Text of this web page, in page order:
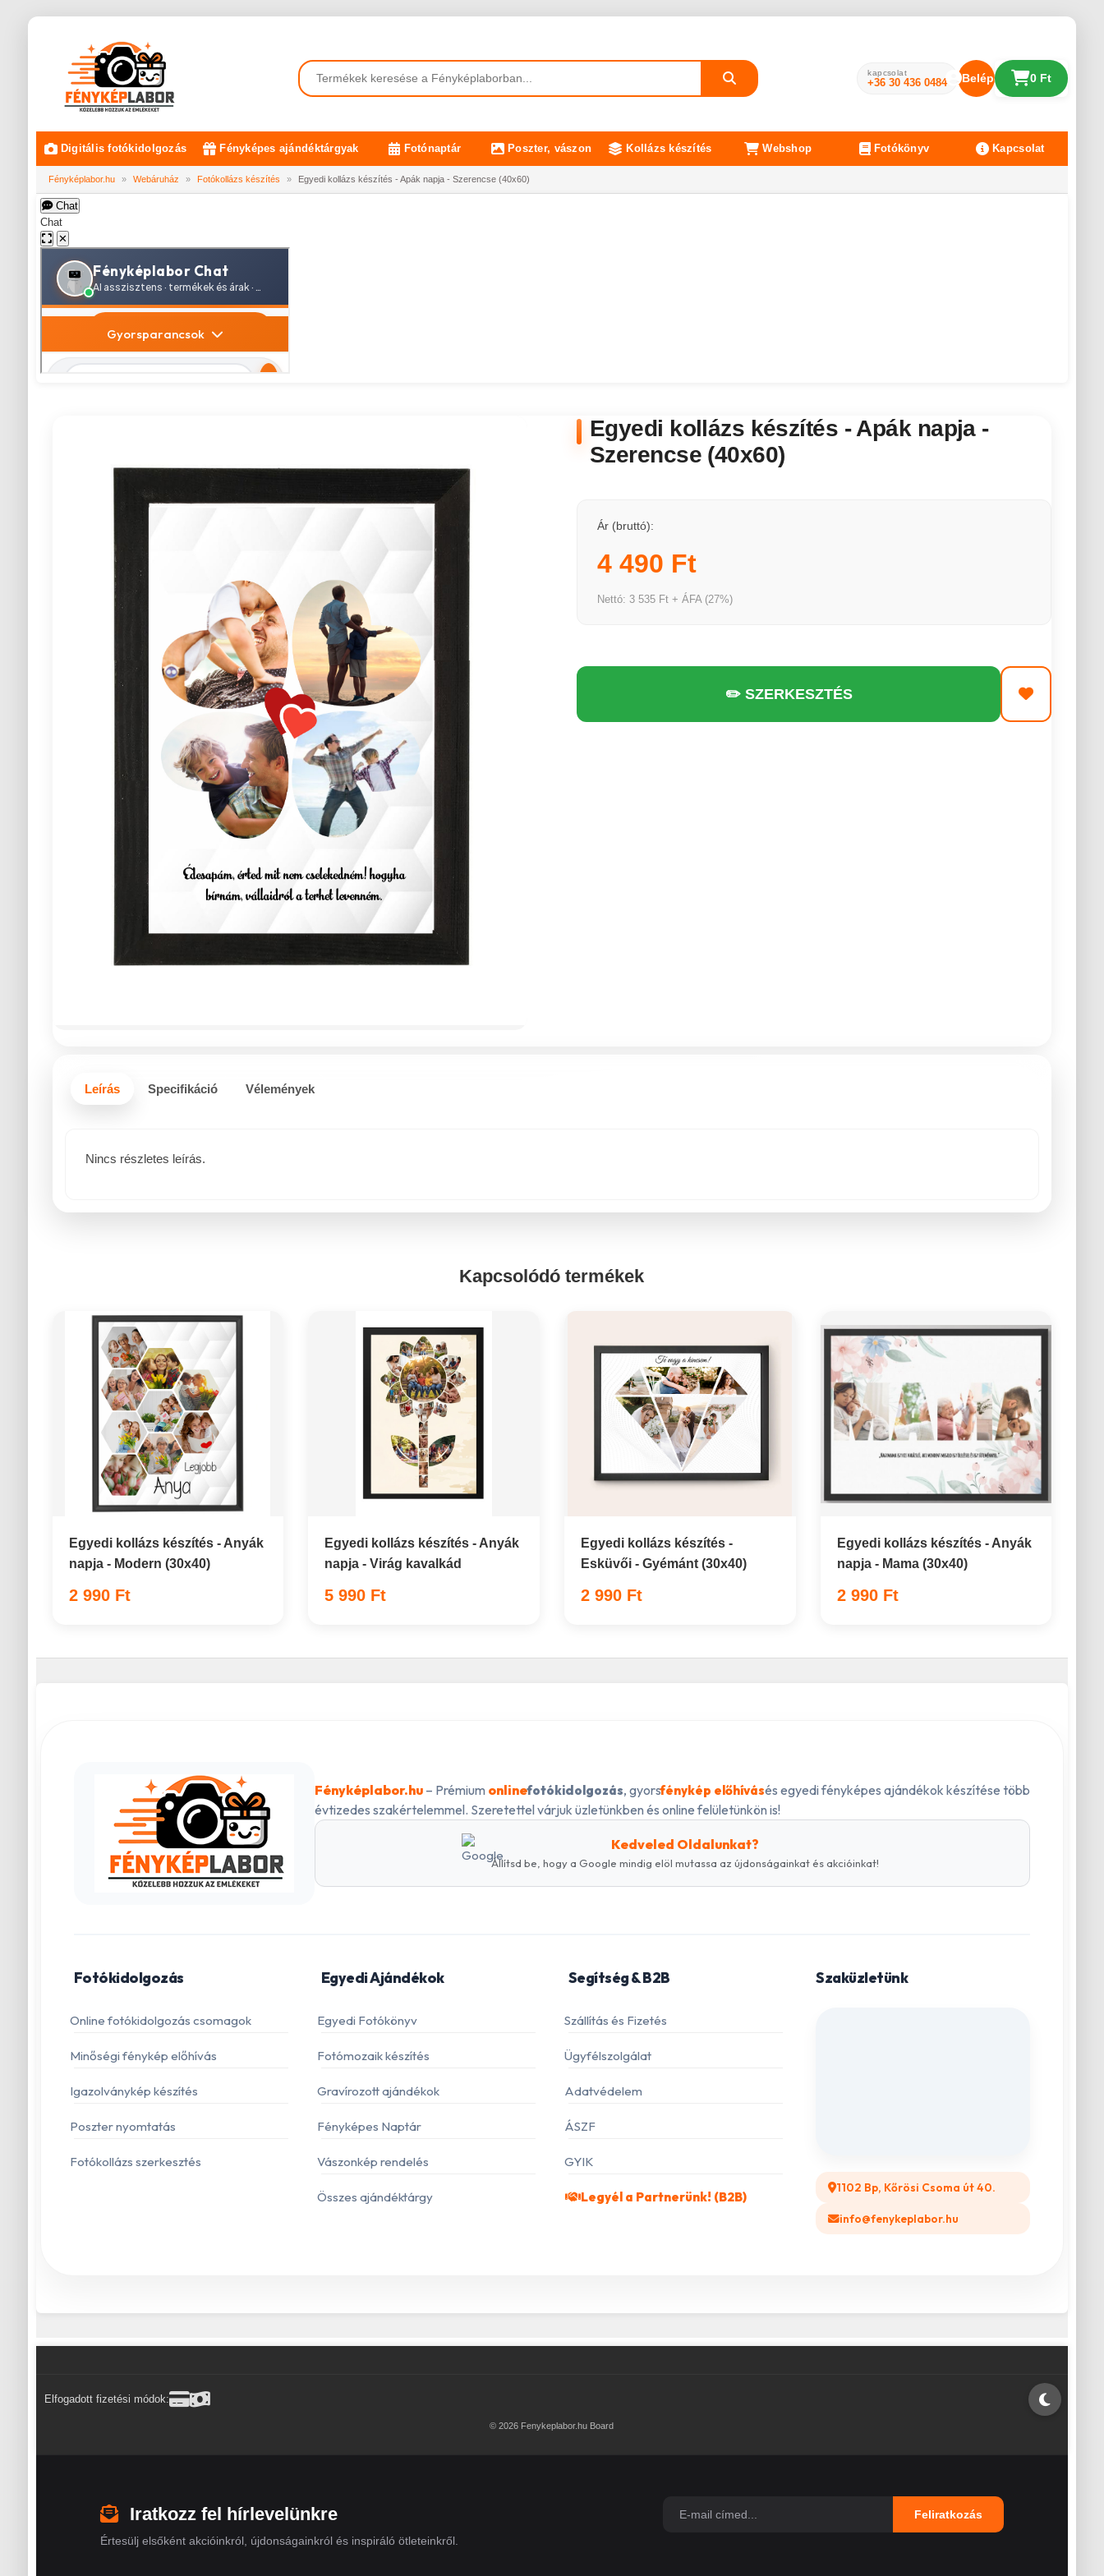
kapcsolat
+36 30 436 0484 Belépés 0 Ft
Digitális fotókidolgozás Fényképes ajándéktárgyak Fotónaptár Poszter, vászon Kollázs készítés Webshop Fotókönyv Kapcsolat
Fényképlabor.hu » Webáruház » Fotókollázs készítés » Egyedi kollázs készítés - Apák napja - Szerencse (40x60)
Chat
Chat
✕
Egyedi kollázs készítés - Apák napja -
Szerencse (40x60)
Ár (bruttó):
4 490 Ft
Nettó: 3 535 Ft + ÁFA (27%)
✏️ SZERKESZTÉS
Leírás Specifikáció Vélemények
Nincs részletes leírás.
Kapcsolódó termékek
Egyedi kollázs készítés - Anyák
napja - Modern (30x40)
2 990 Ft
Egyedi kollázs készítés - Anyák
napja - Virág kavalkád
5 990 Ft
Egyedi kollázs készítés -
Esküvői - Gyémánt (30x40)
2 990 Ft
Egyedi kollázs készítés - Anyák
napja - Mama (30x40)
2 990 Ft
Fényképlabor.hu– Prémium onlinefotókidolgozás, gyorsfénykép előhívásés egyedi fényképes ajándékok készítése több
évtizedes szakértelemmel. Szeretettel várjuk üzletünkben és online felületünkön is!
Kedveled Oldalunkat?
Állítsd be, hogy a Google mindig elöl mutassa az újdonságainkat és akcióinkat!
Fotókidolgozás
Online fotókidolgozás csomagok
Minőségi fénykép előhívás
Igazolványkép készítés
Poszter nyomtatás
Fotókollázs szerkesztés
Egyedi Ajándékok
Egyedi Fotókönyv
Fotómozaik készítés
Gravírozott ajándékok
Fényképes Naptár
Vászonkép rendelés
Összes ajándéktárgy
Segítség & B2B
Szállítás és Fizetés
Ügyfélszolgálat
Adatvédelem
ÁSZF
GYIK
Legyél a Partnerünk! (B2B)
Szaküzletünk
1102 Bp, Kőrösi Csoma út 40.
info@fenykeplabor.hu
Elfogadott fizetési módok:
© 2026 Fenykeplabor.hu Board
Iratkozz fel hírlevelünkre
Értesülj elsőként akcióinkról, újdonságainkról és inspiráló ötleteinkről.
Feliratkozás